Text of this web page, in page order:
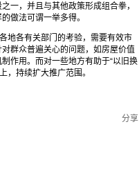
一，并且与其他政策形成组合拳，
做法可谓一举多得。
地各有关部门的考验，需要有效市
群众普遍关心的问题，如房屋价值
作用。而对一些地方有助于“以旧换
，持续扩大推广范围。
分享